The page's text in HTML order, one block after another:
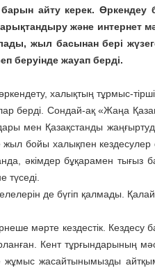
барын айту керек.
және интернет
жыл басынан бері
беруінде жауап берді.
халықтың тұрмыс-
берді. Сондай-ақ «Жаңа
мен Қазақстанды
бойы халықпен кездесулер
әкімдер бұқарамен
түседі.
де бүгіп қалмады. Қалай
мәрте кездестік. Кездесу
Кент тұр­ғын­дарының
жасайтынымызды